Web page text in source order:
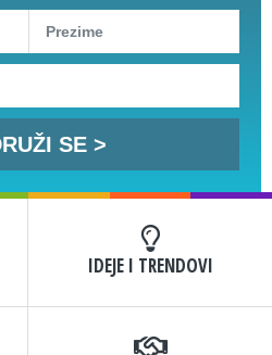
IDEJE I TRENDOVI